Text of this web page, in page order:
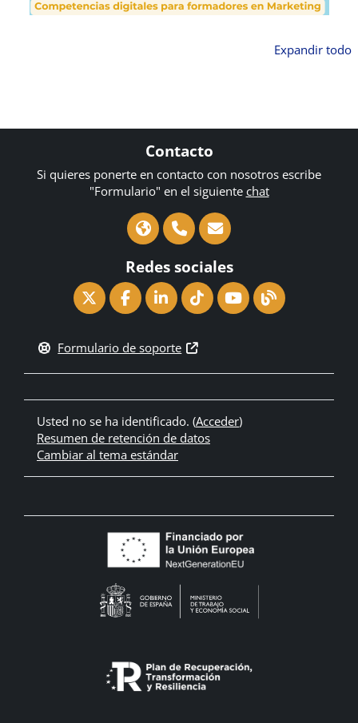
Expandir todo
Contacto
Si quieres ponerte en contacto con nosotros escribe
"Formulario" en el siguiente chat
Redes sociales
Formulario de soporte
Usted no se ha identificado. (Acceder)
Resumen de retención de datos
Cambiar al tema estándar